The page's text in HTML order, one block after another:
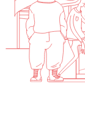
00h00
Sam, Dim : 15h00 -
Voir la carte
01 46 36 07 07